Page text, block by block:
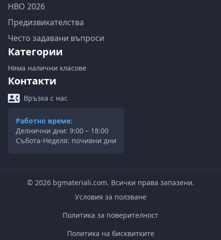
НВО 2026
Предизвикателства
Често задавани въпроси
Категории
Няма налични класове
Контакти
Връзка с нас
Работно време:
Делнични дни: 9:00 – 18:00
Събота-Неделя: почивни дни
© 2026bgmateriali.com. Всички права запазени.
Условия за ползване
Политика за поверителност
Политика на бисквитките